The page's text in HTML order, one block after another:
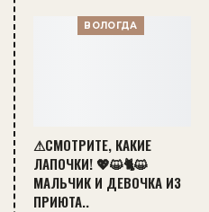
ВОЛОГДА
⚠СМОТРИТЕ, КАКИЕ
ЛАПОЧКИ! 💖😺🐈😺
МАЛЬЧИК И ДЕВОЧКА ИЗ
ПРИЮТА..